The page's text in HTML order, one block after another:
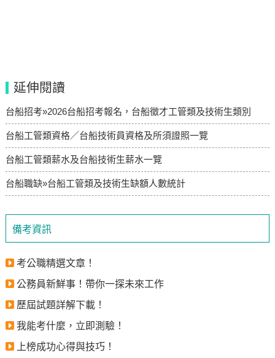
備考資訊
考公職精選文章！
公務員新鮮事！帶你一探未來工作
歷屆試題詳解下載！
我能考什麼，立即測驗！
上榜成功心得與技巧！
延伸閱讀
台船招考»2026台船招考報名，台船徵才工管類及技術生類別
台船工管類資格／台船技術員資格及所須證照一覽
台船工管類薪水及台船技術生薪水一覽
台船職缺»台船工管類及技術生缺額人數統計